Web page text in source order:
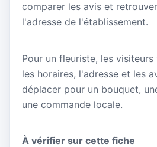
comparer les avis et
l'adresse de l'établissement.
Pour un fleuriste, les
les horaires, l'adresse et les
déplacer pour un bouquet,
une commande locale.
À vérifier sur cette fiche